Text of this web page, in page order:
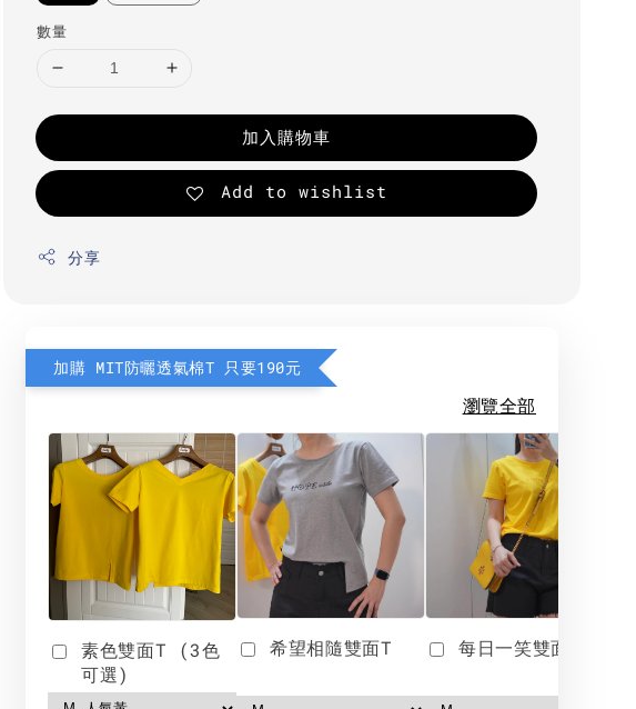
數量
加入購物車
Add to wishlist
分享
加購 MIT防曬透氣棉T 只要190元
瀏覽全部
素色雙面T (3色
可選)
希望相隨雙面T 每日一笑雙面T